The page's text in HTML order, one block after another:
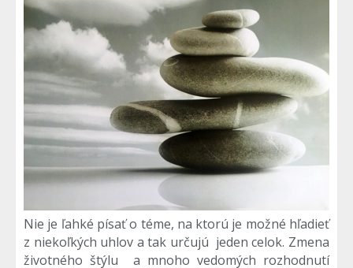
Nie je ľahké písať o téme, na ktorú je možné hľadieť
z niekoľkých uhlov a tak určujú jeden celok. Zmena
životného štýlu a mnoho vedomých rozhodnutí